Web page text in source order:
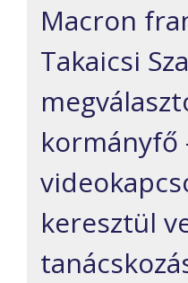
Macron
Takaicsi
kormányfő
keresztül